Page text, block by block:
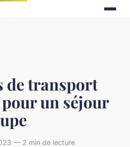
de transport
un séjour
— 2 min de lecture